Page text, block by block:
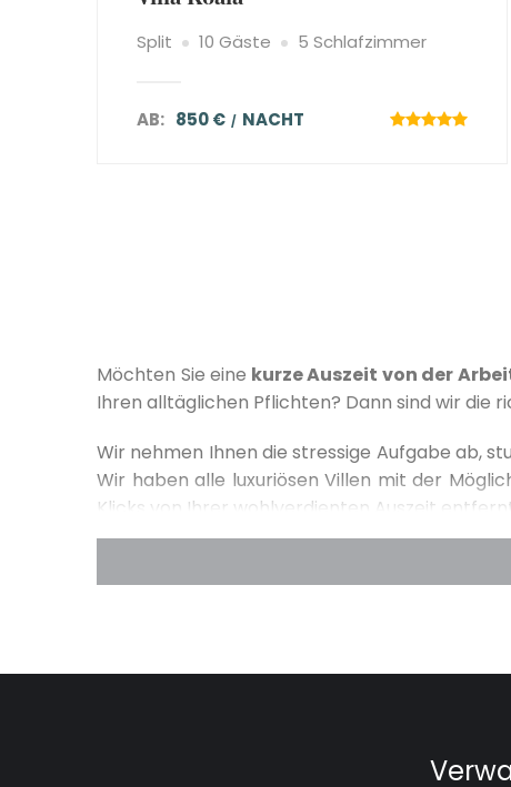
Split 10 Gäste 5 Schlafzimmer
AB: 850 € NACHT
Möchten Sie eine kurze Auszeit von der
Ihren alltäglichen Pflichten? Dann sind wir die
Wir nehmen Ihnen die stressige Aufgabe ab,
Wir haben alle luxuriösen Villen mit der
Klicks von Ihrer wohlverdienten Auszeit
In der Regel haben die Luxusvillen in Kroatien
kürzere Aufenthalte willkommen heißen. Das
Abstand nehmen, dann müssen Sie nicht auf
Energie für die neue Woche gibt, sind kaum zu
entspannen Sie im privaten Pool oder im